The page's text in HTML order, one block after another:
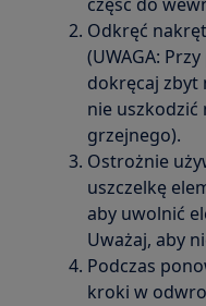
część do
Odkręć
(UWAGA:
dokręcaj zbyt
nie
grzejnego).
Ostrożnie
uszczelkę
aby uwolnić
Uważaj, aby
Podczas
kroki w